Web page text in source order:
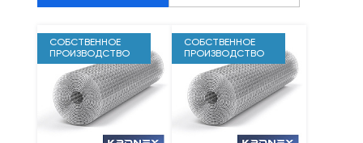
СОБСТВЕННОЕ
ПРОИЗВОДСТВО
СОБСТВЕННОЕ
ПРОИЗВОДСТВО